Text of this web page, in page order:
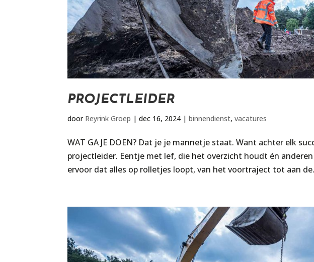
PROJECTLEIDER
door Reyrink Groep |dec 16, 2024 |binnendienst,vacatures
WAT GA JE DOEN? Dat je je mannetje staat. Want achter elk
projectleider. Eentje met lef, die het overzicht houdt én
ervoor dat alles op rolletjes loopt, van het voortraject tot aan